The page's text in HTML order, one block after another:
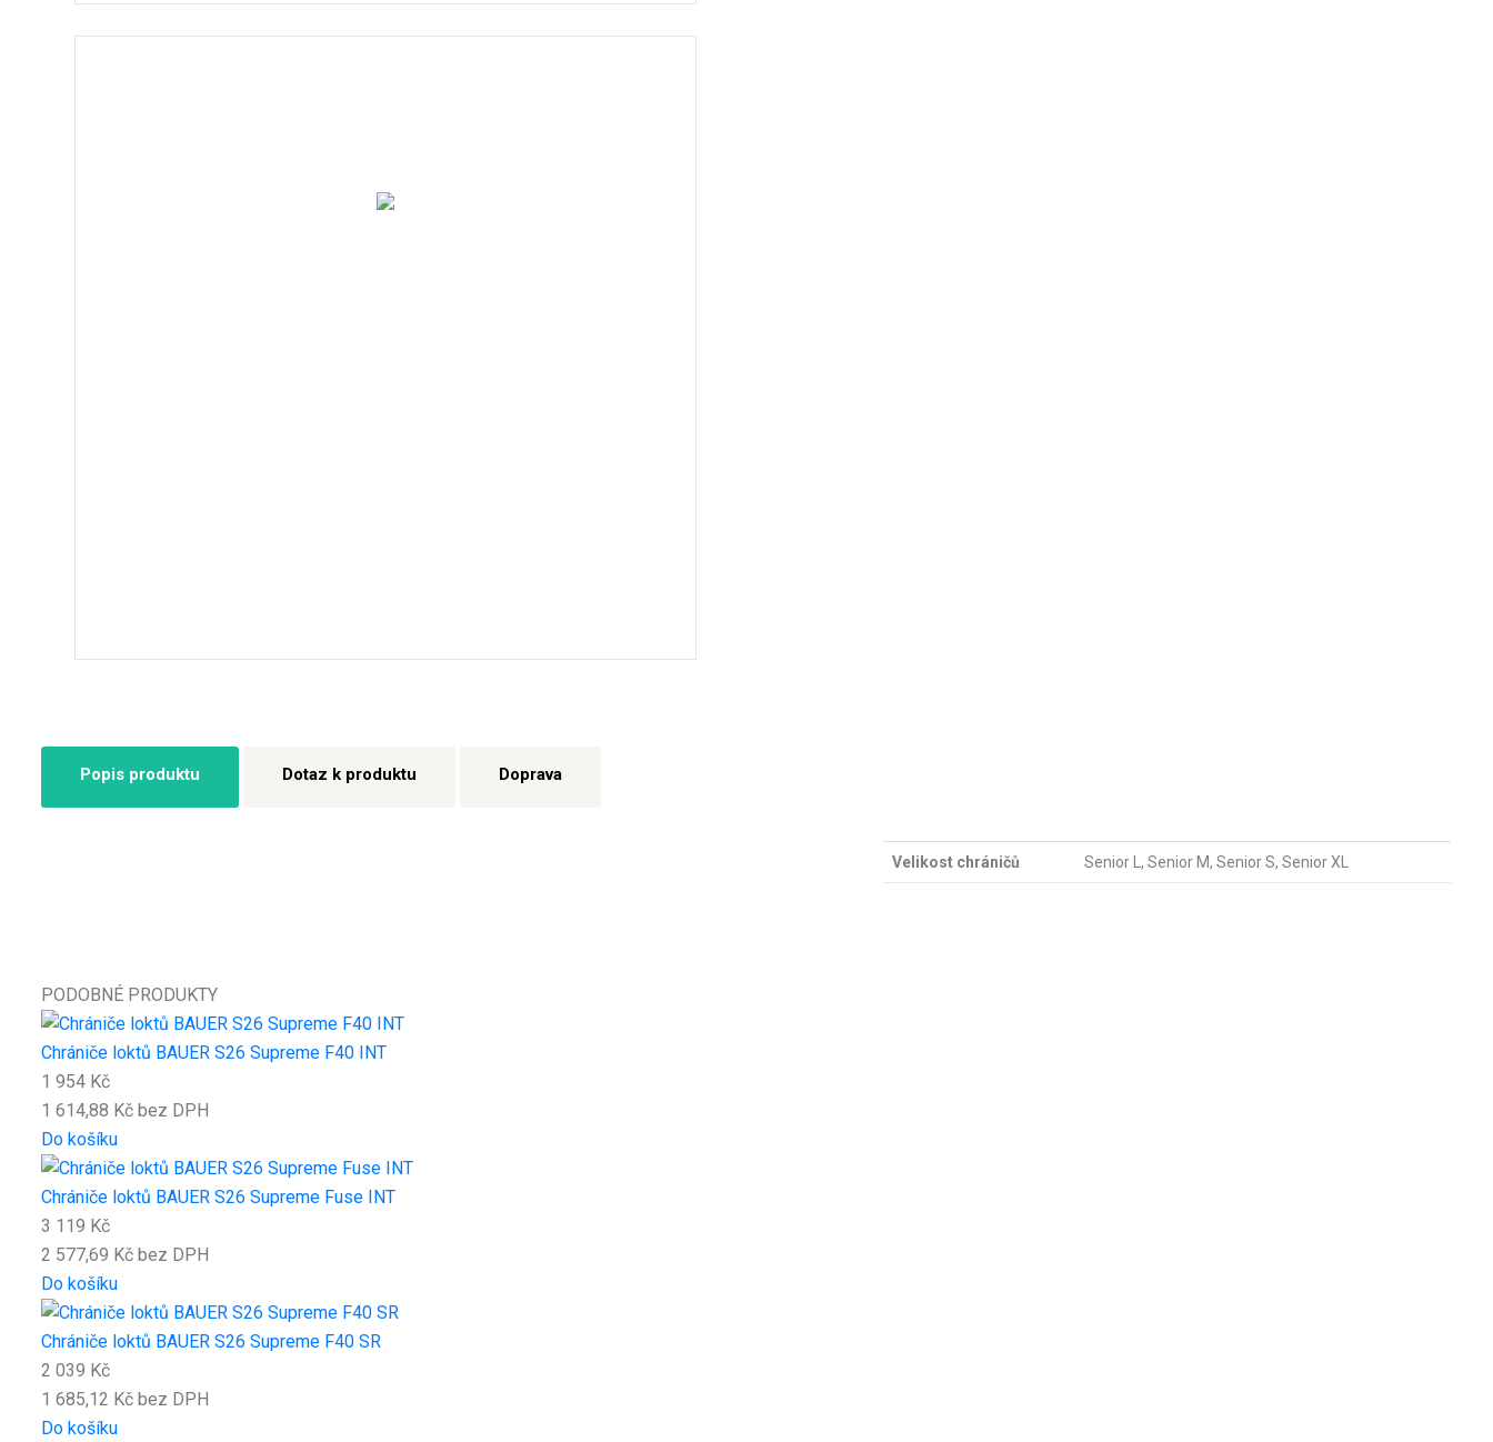
Popis produktu Dotaz k produktu Doprava
Velikost chráničů Senior L, Senior M, Senior S, Senior XL
PODOBNÉ PRODUKTY
Chrániče loktů BAUER S26 Supreme F40 INT
1 954 Kč
1 614,88 Kč bez DPH
Do košíku
Chrániče loktů BAUER S26 Supreme Fuse INT
3 119 Kč
2 577,69 Kč bez DPH
Do košíku
Chrániče loktů BAUER S26 Supreme F40 SR
2 039 Kč
1 685,12 Kč bez DPH
Do košíku